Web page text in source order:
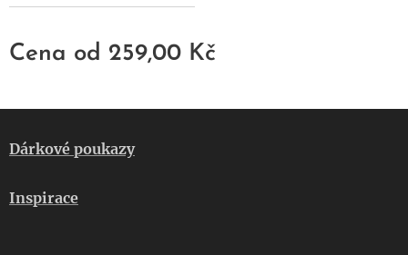
Cena od 259,00 Kč
Dárkové poukazy
Inspirace